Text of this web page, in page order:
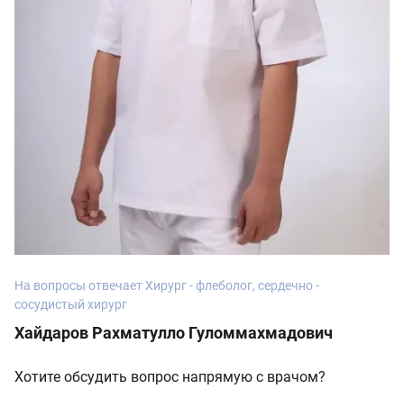
На вопросы отвечает Хирург - флеболог, сердечно -
сосудистый хирург
Хайдаров Рахматулло Гуломмахмадович
Хотите обсудить вопрос напрямую с врачом?